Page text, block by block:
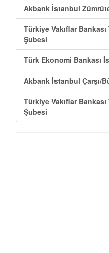
Akbank İstanbul
Türkiye Vakıflar
Şubesi
Türk Ekonomi Bankası
Akbank İstanbul Çarşı/
Türkiye Vakıflar
Şubesi